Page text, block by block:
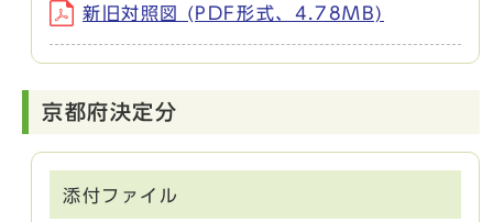
新旧対照図 (PDF形式、4.78MB)
京都府決定分
添付ファイル